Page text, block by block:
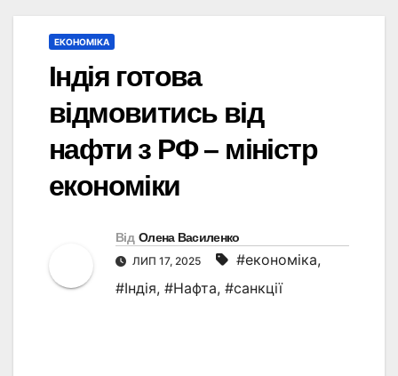
ЕКОНОМІКА
Індія готова
відмовитись від
нафти з РФ – міністр
економіки
Від Олена Василенко
ЛИП 17, 2025 #економіка,
#Індія, #Нафта, #санкції